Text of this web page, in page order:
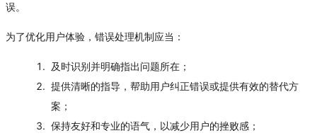
误。
为了优化用户体验，错误处理机制应当：
及时识别并明确指出问题所在；
提供清晰的指导，帮助用户纠正错误或提供有效的替代方
案；
保持友好和专业的语气，以减少用户的挫败感；